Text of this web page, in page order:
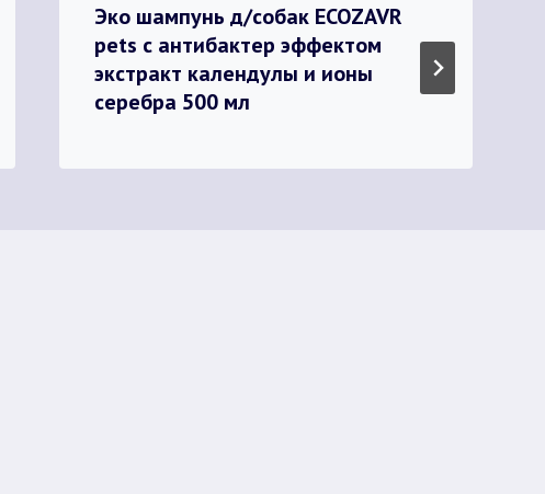
Эко шампунь д/собак ECOZAVR
pets с антибактер эффектом
экстракт календулы и ионы
серебра 500 мл